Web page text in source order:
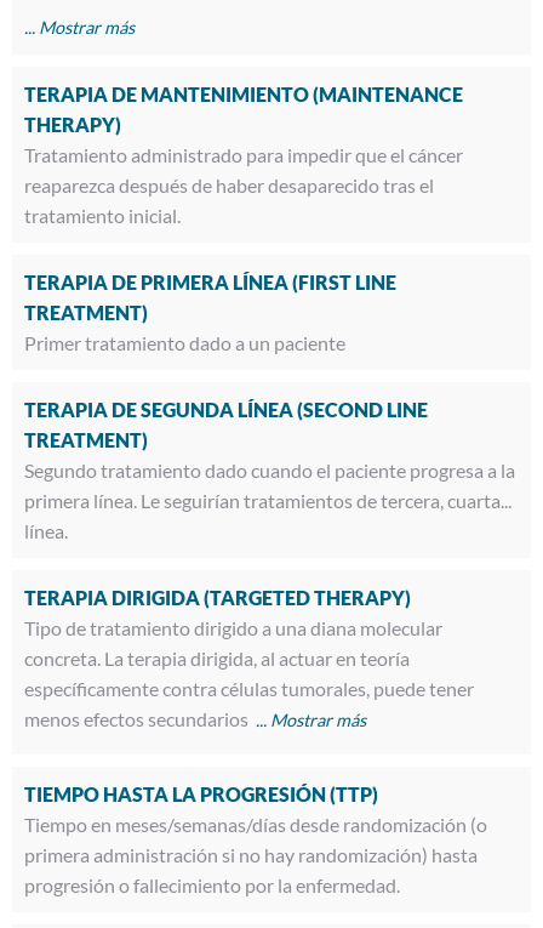
TERAPIA DE MANTENIMIENTO (MAINTENANCE
THERAPY)
Tratamiento administrado para impedir que el cáncer
reaparezca después de haber desaparecido tras el
tratamiento inicial.
TERAPIA DE PRIMERA LÍNEA (FIRST LINE
TREATMENT)
Primer tratamiento dado a un paciente
TERAPIA DE SEGUNDA LÍNEA (SECOND LINE
TREATMENT)
Segundo tratamiento dado cuando el paciente progresa a la
primera línea. Le seguirían tratamientos de tercera, cuarta...
línea.
TERAPIA DIRIGIDA (TARGETED THERAPY)
Tipo de tratamiento dirigido a una diana molecular
concreta. La terapia dirigida, al actuar en teoría
específicamente contra células tumorales, puede tener
menos efectos secundarios
TIEMPO HASTA LA PROGRESIÓN (TTP)
Tiempo en meses/semanas/días desde randomización (o
primera administración si no hay randomización) hasta
progresión o fallecimiento por la enfermedad.